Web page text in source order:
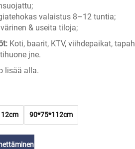
valaistus 8–12 tuntia;
& useita tiloja;
Koti, baarit, KTV, viihdepaikat,
jne.
lisää alla.
90*75*112cm